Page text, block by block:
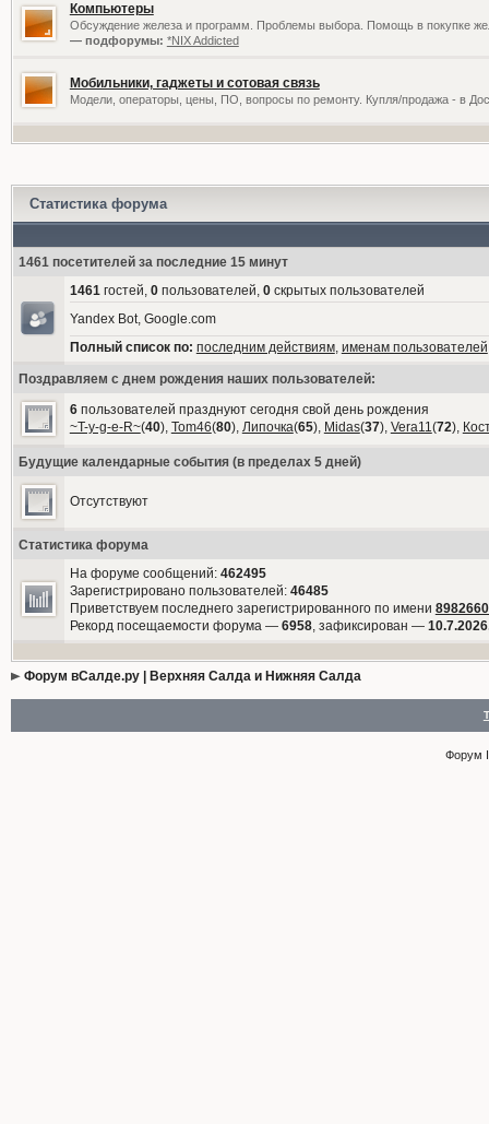
Компьютеры
Обсуждение железа и программ. Проблемы выбора. Помощь в покупке
— подфорумы: *NIX Addicted
Мобильники, гаджеты и сотовая связь
Модели, операторы, цены, ПО, вопросы по ремонту. Купля/продажа - в
Статистика форума
1461 посетителей за последние 15 минут
1461гостей, 0пользователей, 0скрытых пользователей
Yandex Bot, Google.com
Полный список по: последним действиям, именам пользователей
Поздравляем с днем рождения наших пользователей:
6пользователей празднуют сегодня свой день рождения
~T-y-g-e-R~(40), Tom46(80), Липочка(65), Midas(37), Vera11(72),
Будущие календарные события (в пределах 5 дней)
Отсутствуют
Статистика форума
На форуме сообщений: 462495
Зарегистрировано пользователей: 46485
Приветствуем последнего зарегистрированного по имени
Рекорд посещаемости форума — 6958, зафиксирован —
Форум вСалде.ру | Верхняя Салда и Нижняя Салда
Форум